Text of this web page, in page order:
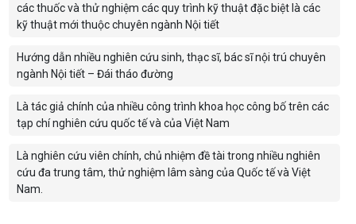
các thuốc và thử nghiệm các quy trình kỹ thuật đặc biệt là các
kỹ thuật mới thuộc chuyên ngành Nội tiết
Hướng dẫn nhiều nghiên cứu sinh, thạc sĩ, bác sĩ nội trú chuyên
ngành Nội tiết – Đái tháo đường
Là tác giả chính của nhiều công trình khoa học công bố trên các
tạp chí nghiên cứu quốc tế và của Việt Nam
Là nghiên cứu viên chính, chủ nhiệm đề tài trong nhiều nghiên
cứu đa trung tâm, thử nghiệm lâm sàng của Quốc tế và Việt
Nam.